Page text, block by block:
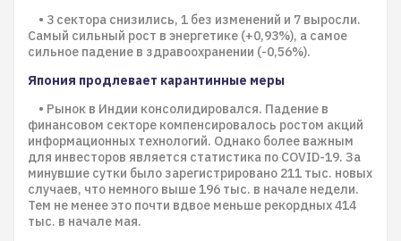
• 3 сектора снизились, 1 без изменений и 7 выросли.
Самый сильный рост в энергетике (+0,93%), а самое
сильное падение в здравоохранении (-0,56%).
Япония продлевает карантинные меры
• Рынок в Индии консолидировался. Падение в
финансовом секторе компенсировалось ростом акций
информационных технологий. Однако более важным
для инвесторов является статистика по COVID-19. За
минувшие сутки было зарегистрировано 211 тыс. новых
случаев, что немного выше 196 тыс. в начале недели.
Тем не менее это почти вдвое меньше рекордных 414
тыс. в начале мая.